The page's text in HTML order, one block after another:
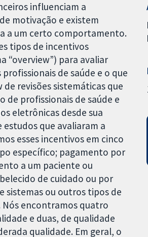
influenciam a
motivação e existem
a um certo comportamento.
tipos de incentivos
“overview”) para avaliar
de saúde e o que
revisões sistemáticas que
profissionais de saúde e
eletrônicas desde sua
que avaliaram a
esses incentivos em cinco
específico; pagamento por
a um paciente ou
de cuidado ou por
sistemas ou outros tipos de
Nós encontramos quatro
e duas, de qualidade
qualidade. Em geral, o